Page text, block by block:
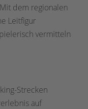
dem regionalen
Leitfigur
vermitteln
Strecken
auf